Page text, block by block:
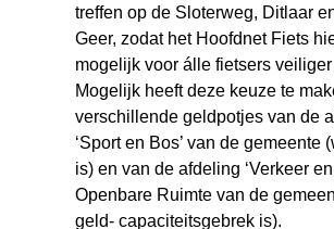
treffen op de Sloterweg, Ditlaar
Geer, zodat het Hoofdnet Fiets
mogelijk voor álle fietsers veiliger
Mogelijk heeft deze keuze te
verschillende geldpotjes van de
‘Sport en Bos’ van de gemeente
is) en van de afdeling ‘Verkeer en
Openbare Ruimte van de
geld- capaciteitsgebrek is).